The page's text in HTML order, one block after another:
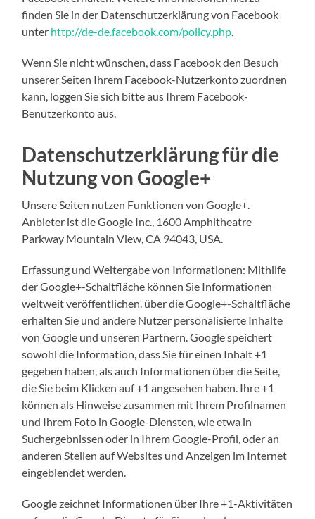
finden Sie in der Datenschutzerklärung von Facebook
unter http://de-de.facebook.com/policy.php
Wenn Sie nicht wünschen, dass Facebook den Besuch
unserer Seiten Ihrem Facebook-Nutzerkonto zuordnen
kann, loggen Sie sich bitte aus Ihrem Facebook-
Benutzerkonto aus.
Datenschutzerklärung für die
Nutzung von Google+
Unsere Seiten nutzen Funktionen von Google+.
Anbieter ist die Google Inc., 1600 Amphitheatre
Parkway Mountain View, CA 94043, USA.
Erfassung und Weitergabe von Informationen: Mithilfe
der Google+-Schaltfläche können Sie Informationen
weltweit veröffentlichen. über die Google+-Schaltfläche
erhalten Sie und andere Nutzer personalisierte Inhalte
von Google und unseren Partnern. Google speichert
sowohl die Information, dass Sie für einen Inhalt +1
gegeben haben, als auch Informationen über die Seite,
die Sie beim Klicken auf +1 angesehen haben. Ihre +1
können als Hinweise zusammen mit Ihrem Profilnamen
und Ihrem Foto in Google-Diensten, wie etwa in
Suchergebnissen oder in Ihrem Google-Profil, oder an
anderen Stellen auf Websites und Anzeigen im Internet
eingeblendet werden.
Google zeichnet Informationen über Ihre +1-Aktivitäten